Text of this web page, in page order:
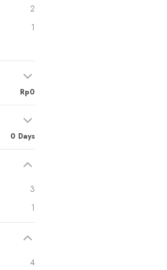
2
1
Rp0
0 Days
3
1
4